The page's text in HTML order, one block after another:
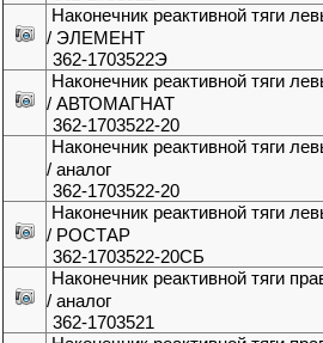
Наконечник реактивной тяги
/ ЭЛЕМЕНТ
362-1703522Э
Наконечник реактивной тяги
/ АВТОМАГНАТ
362-1703522-20
Наконечник реактивной тяги
/ аналог
362-1703522-20
Наконечник реактивной тяги
/ РОСТАР
362-1703522-20СБ
Наконечник реактивной тяги
/ аналог
362-1703521